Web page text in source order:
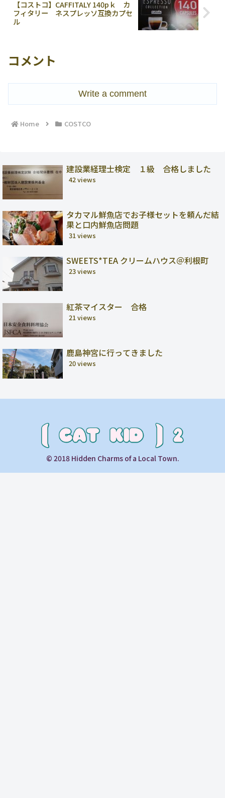
【コストコ】CAFFITALY 140pｋ カ
フィタリー ネスプレッソ互換カプセ
ル
コメント
Write a comment
Home COSTCO
建設業経理士検定 １級 合格しました
42 views
タカマル鮮魚店でお子様セットを頼んだ結
果と口内鮮魚店問題
31 views
SWEETS*TEA クリームハウス＠利根町
23 views
紅茶マイスター 合格
21 views
鹿島神宮に行ってきました
20 views
© 2018 Hidden Charms of a Local Town.